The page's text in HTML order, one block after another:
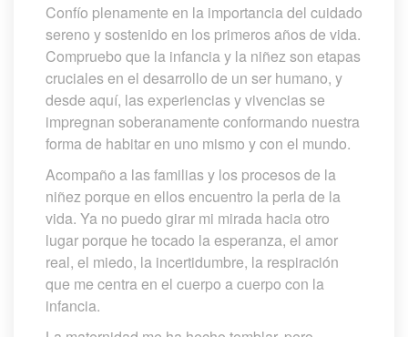
Confío plenamente en la importancia del cuidado
ereno y sostenido en los primeros años de vida.
Compruebo que la infancia y la niñez son etapas
cruciales en el desarrollo de un ser humano, y
desde aquí, las experiencias y vivencias se
impregnan soberanamente conformando nuestra
forma de habitar en uno mismo y con el mundo.
Acompaño a las familias y los procesos de la
niñez porque en ellos encuentro la perla de la
vida. Ya no puedo girar mi mirada hacia otro
lugar porque he tocado la esperanza, el amor
real, el miedo, la incertidumbre, la respiración
que me centra en el cuerpo a cuerpo con la
infancia.